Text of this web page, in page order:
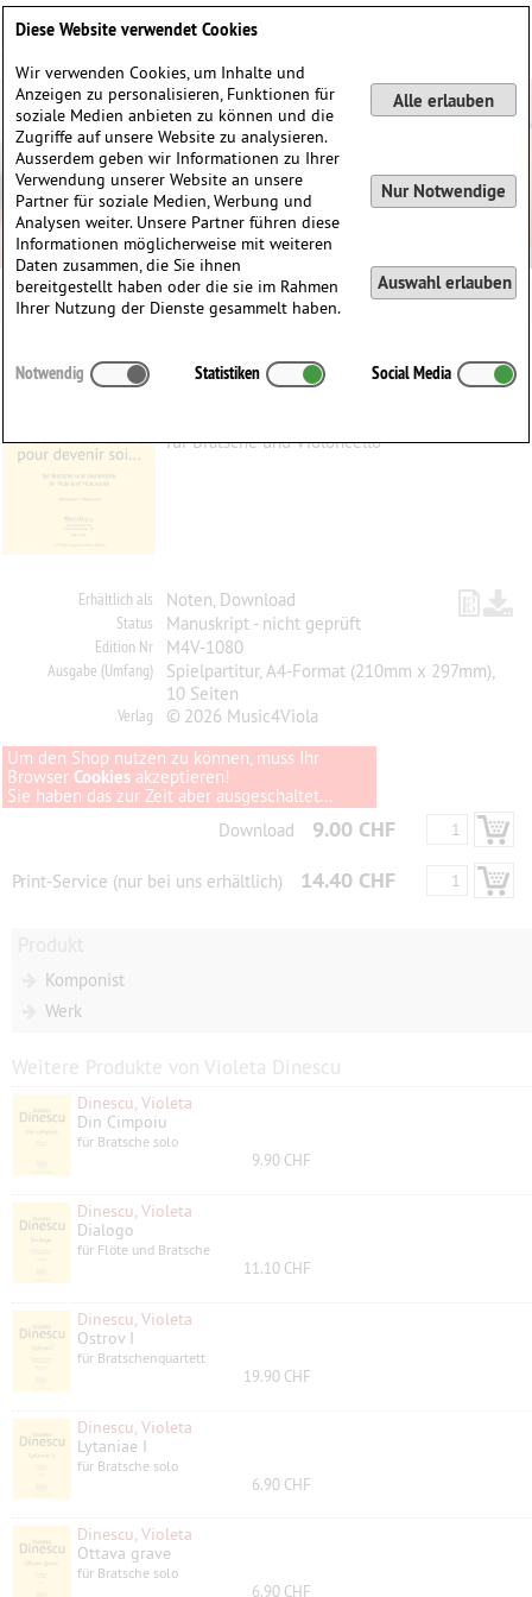
On doit briser le moi pour devenir soi...
für Bratsche und Violoncello
Erhältlich als Noten, Download
Status Manuskript - nicht geprüft
Edition Nr M4V-1080
Ausgabe (Umfang)
Spielpartitur, A4-Format (210mm x 297mm),
10 Seiten
Verlag
© 2026 Music4Viola
Um den Shop nutzen zu können, muss Ihr
Browser Cookies akzeptieren!
Sie haben das zur Zeit aber ausgeschaltet...
Download
9.00 CHF
Print-Service (nur bei uns erhältlich) 14.40 CHF
Komponist
Werk
Weitere Produkte von Violeta Dinescu
Dinescu, Violeta
Din Cimpoiu
für Bratsche solo
9.90 CHF
Dinescu, Violeta
Dialogo
für Flöte und Bratsche
11.10 CHF
Dinescu, Violeta
Ostrov I
für Bratschenquartett
19.90 CHF
Dinescu, Violeta
Lytaniae I
für Bratsche solo
6.90 CHF
Dinescu, Violeta
Ottava grave
für Bratsche solo
6.90 CHF
Diese Website verwendet Cookies
Wir verwenden Cookies, um Inhalte und
Anzeigen zu personalisieren, Funktionen für
soziale Medien anbieten zu können und die
Zugriffe auf unsere Website zu analysieren.
Ausserdem geben wir Informationen zu Ihrer
Verwendung unserer Website an unsere
Partner für soziale Medien, Werbung und
Analysen weiter. Unsere Partner führen diese
Informationen möglicherweise mit weiteren
Daten zusammen, die Sie ihnen
bereitgestellt haben oder die sie im Rahmen
Ihrer Nutzung der Dienste gesammelt haben.
Alle erlauben
Nur Notwendige
Auswahl erlauben
Notwendig Statistiken Social Media